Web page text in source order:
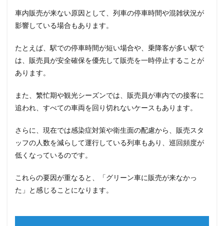
車内販売が来ない原因として、列車の停車時間や混雑状況が
影響している場合もあります。
たとえば、駅での停車時間が短い場合や、乗降客が多い駅で
は、販売員が安全確保を優先して販売を一時停止することが
あります。
また、繁忙期や観光シーズンでは、販売員が車内での接客に
追われ、すべての車両を回り切れないケースもあります。
さらに、現在では感染症対策や衛生面の配慮から、販売スタ
ッフの人数を減らして運行している列車もあり、巡回頻度が
低くなっているのです。
これらの要因が重なると、「グリーン車に販売が来なかっ
た」と感じることになります。